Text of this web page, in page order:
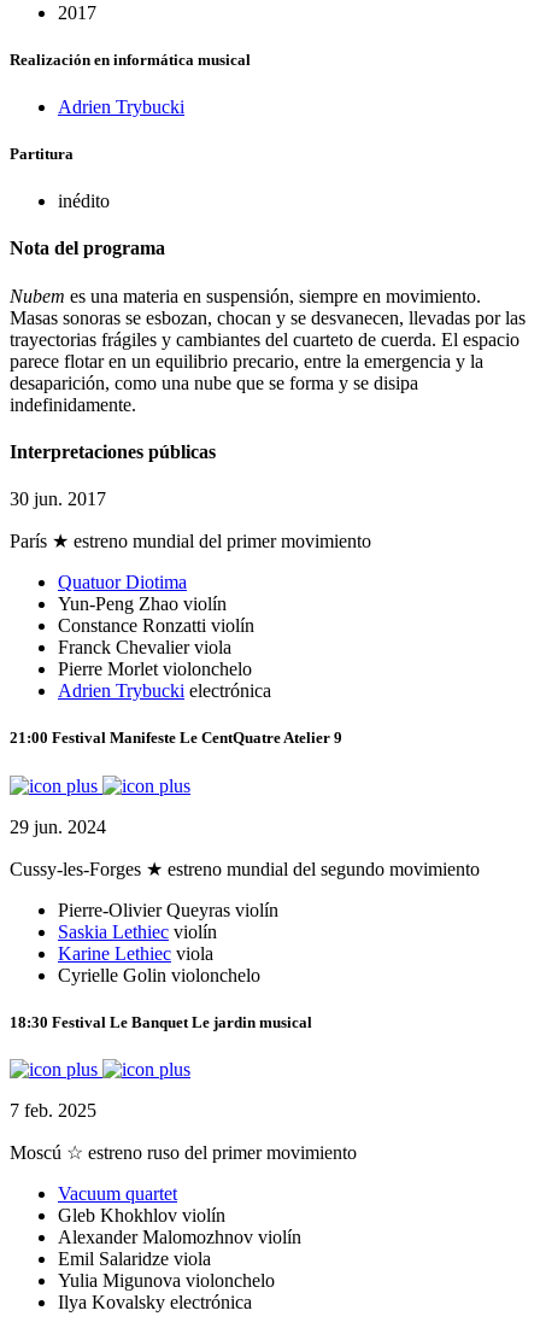
2017
Realización en informática musical
Adrien Trybucki
Partitura
inédito
Nota del programa
Nubem es una materia en suspensión, siempre en movimiento.
Masas sonoras se esbozan, chocan y se desvanecen, llevadas por las
trayectorias frágiles y cambiantes del cuarteto de cuerda. El espacio
parece flotar en un equilibrio precario, entre la emergencia y la
desaparición, como una nube que se forma y se disipa
indefinidamente.
Interpretaciones públicas
30 jun. 2017
París ★ estreno mundial del primer movimiento
Quatuor Diotima
Yun-Peng Zhao violín
Constance Ronzatti violín
Franck Chevalierviola
Pierre Morlet violonchelo
Adrien Trybucki electrónica
21:00 Festival Manifeste Le CentQuatreAtelier 9
29 jun. 2024
Cussy-les-Forges ★ estreno mundial del segundo movimiento
Pierre-Olivier Queyras violín
Saskia Lethiec violín
Karine Lethiec viola
Cyrielle Golin violonchelo
18:30 Festival Le Banquet Le jardin musical
7 feb. 2025
Moscú ☆ estreno ruso del primer movimiento
Vacuum quartet
Gleb Khokhlov violín
Alexander Malomozhnov violín
Emil Salaridze viola
Yulia Migunova violonchelo
Ilya Kovalsky electrónica